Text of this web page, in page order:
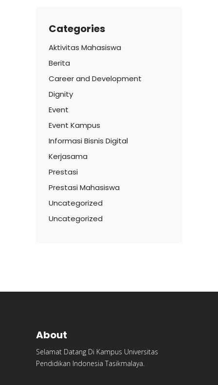
Categories
Aktivitas Mahasiswa
Berita
Career and Development
Dignity
Event
Event Kampus
Informasi Bisnis Digital
Kerjasama
Prestasi
Prestasi Mahasiswa
Uncategorized
Uncategorized
About
Selamat Datang Di Kampus Universitas
Pendidikan Indonesia Tasikmalaya.